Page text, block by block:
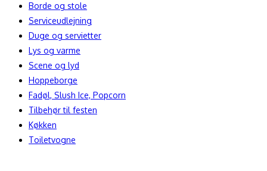
Borde og stole
Serviceudlejning
Duge og servietter
Lys og varme
Scene og lyd
Hoppeborge
Fadøl, Slush Ice, Popcorn
Tilbehør til festen
Køkken
Toiletvogne